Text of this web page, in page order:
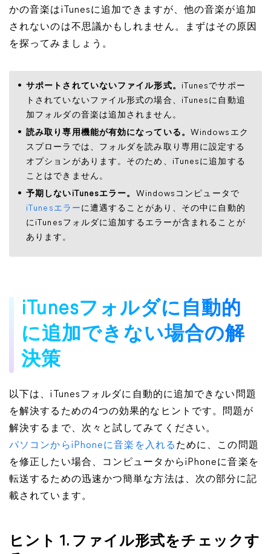
かの音楽はiTunesに追加できますが、他の音楽が追加
されないのは不思議かもしれません。まずはその原因
を探ってみましょう。
サポートされていないファイル形式。 iTunesでサポー
トされていないファイル形式の場合、iTunesに自動追
加フォルダの音楽は追加されません。
読み取り専用機能が有効になっている。 Windowsエク
スプローラでは、フォルダを読み取り専用に設定する
オプションがあります。そのため、iTunesに追加する
ことはできません。
予期しないiTunesエラー。 Windowsコンピュータで
iTunesエラー に遭遇することがあり、その中に自動的
にiTunesフォルダに追加するエラーが含まれることが
あります。
iTunesフォルダに自動的
に追加できない場合の解
決策
以下は、iTunesフォルダに自動的に追加できない問題
を解決するための4つの効果的なヒントです。問題が
解決するまで、次々と試してみてください。
パソコンからiPhoneに音楽を入れる ために、この問題
を修正したい場合、コンピュータからiPhoneに音楽を
転送するための迅速かつ簡単な方法は、次の部分に記
載されています。
ヒント 1. ファイル形式をチェックす